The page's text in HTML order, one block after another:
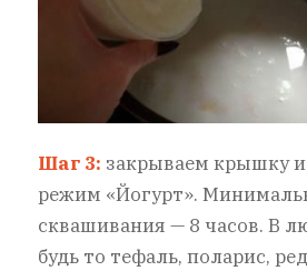
Шаг 3: закрываем крышку
режим «Йогурт».
сквашивания — 8 часов. В
будь то тефаль, поларис,